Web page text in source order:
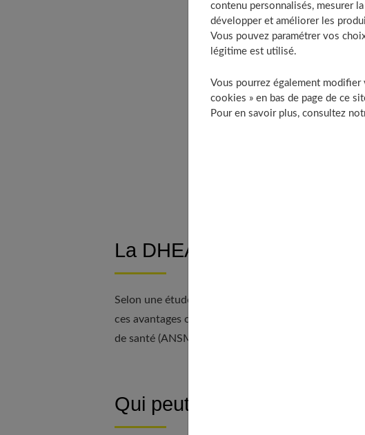
Quelles sont les
Comment se procurer
Comment se fait la
Quels sont les effets
Quels examens
La DHEA : est-elle efficace ?
Selon une étude DHEA-Age, la DHEA a de vrais
ces avantages ont été remis en cause par l'Agence
de santé (ANSM). La prudence s'impose.
Qui peut en prendre et à
contenu personnalisés, mesurer
développer et améliorer les
Vous pouvez paramétrer vos
légitime est utilisé.
Vous pourrez également modifier
cookies » en bas de page de ce
Pour en savoir plus, consultez